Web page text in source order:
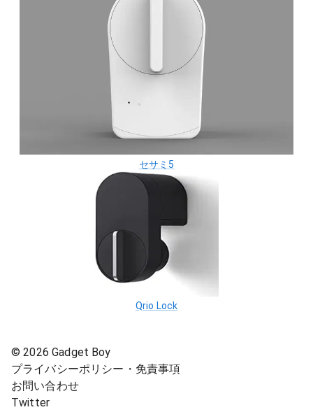
セサミ5
Qrio Lock
©2026 Gadget Boy
プライバシーポリシー・免責事項
お問い合わせ
Twitter